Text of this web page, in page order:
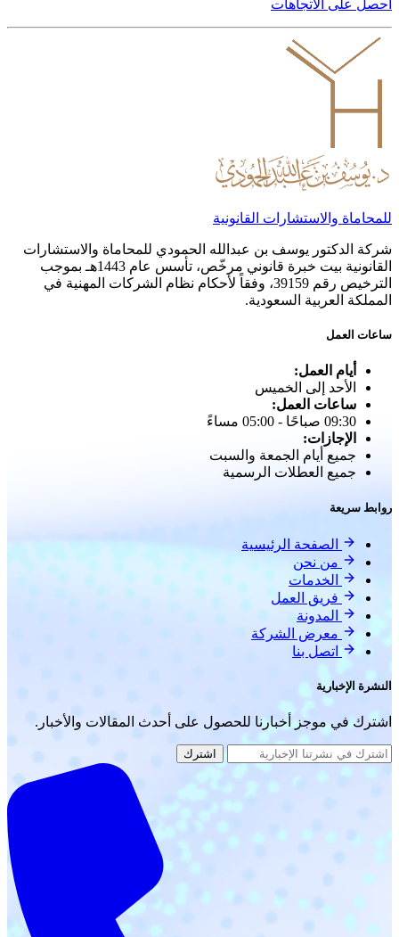
احصل على الاتجاهات
للمحاماة والاستشارات القانونية
شركة الدكتور يوسف بن عبدالله الحمودي للمحاماة والاستشارات
القانونية بيت خبرة قانوني مرخّص، تأسس عام 1443هـ بموجب
الترخيص رقم 39159، وفقاً لأحكام نظام الشركات المهنية في
المملكة العربية السعودية.
ساعات العمل
أيام العمل:
الأحد إلى الخميس
ساعات العمل:
09:30 صباحًا - 05:00 مساءً
الإجازات:
جميع أيام الجمعة والسبت
جميع العطلات الرسمية
روابط سريعة
الصفحة الرئيسية
من نحن
الخدمات
فريق العمل
المدونة
معرض الشركة
اتصل بنا
النشرة الإخبارية
اشترك في موجز أخبارنا للحصول على أحدث المقالات والأخبار.
اشترك